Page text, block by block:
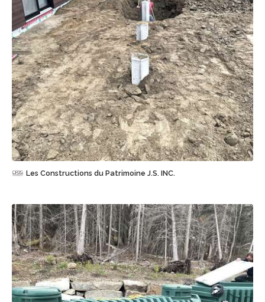
Sauvegarder
Les Constructions du Patrimoine J.S. INC.